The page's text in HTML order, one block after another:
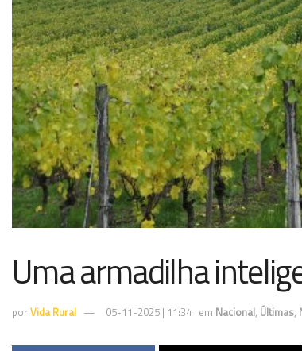
Uma armadilha
porVida Rural 05-11-2025 | 11:34 em Nacional, Últimas,